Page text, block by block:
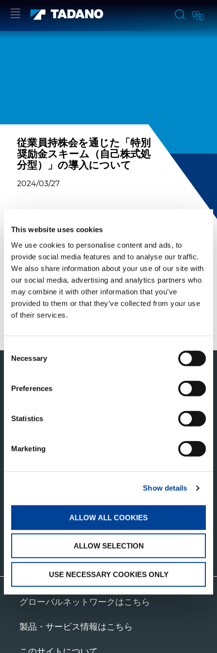
This website uses cookies
We use cookies to personalise content and ads, to
provide social media features and to analyse our traffic.
We also share information about your use of our site with
our social media, advertising and analytics partners who
may combine it with other information that you’ve
provided to them or that they’ve collected from your use
of their services.
Selection
Necessary
Preferences
Statistics
Marketing
Show details
ALLOW ALL COOKIES
ALLOW SELECTION
USE NECESSARY COOKIES ONLY
従業員持株会を通じた「特別
奨励金スキーム（自己株式処
分型）」の導入について
2024/03/27
価値に対する当社グループ従業員（以下、「従業
たインセンティブ・プランの導入を決定いたしまし
た。
詳しくは以下のリンクをご覧ください。
PDF
このページの先頭へ
お問い合わせ
グローバルネットワークはこちら
製品・サービス情報はこちら